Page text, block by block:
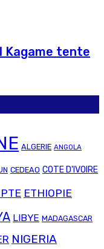
Kagame tente
ALGERIE ANGOLA
CEDEAO COTE D'IVOIRE
ETHIOPIE
LIBYE MADAGASCAR
NIGERIA